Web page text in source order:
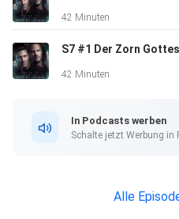
42 Minuten
S7 #1 Der Zorn Gottes
42 Minuten
In Podcasts werben
Schalte jetzt Werbung in
Alle